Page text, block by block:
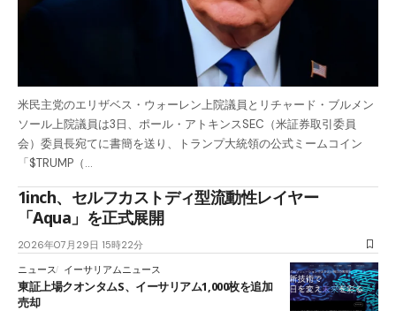
米民主党のエリザベス・ウォーレン上院議員とリチャード・ブルメン
ソール上院議員は3日、ポール・アトキンスSEC（米証券取引委員
会）委員長宛てに書簡を送り、トランプ大統領の公式ミームコイン
「$TRUMP（…
1inch、セルフカストディ型流動性レイヤー
「Aqua」を正式展開
2026年07月29日 15時22分
ニュース
イーサリアムニュース
東証上場クオンタムS、イーサリアム1,000枚を追加
売却